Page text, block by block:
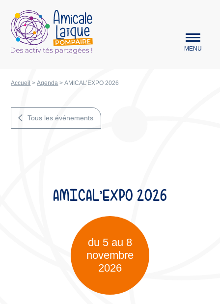
Amicale Laïque Pompaire
MENU
Accueil >Agenda >AMICAL’EXPO 2026
Tous les événements
AMICAL’EXPO 2026
du 5 au 8
novembre
2026